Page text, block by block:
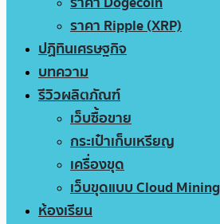
ราคา Ripple (XRP)
ปฏิทินเศรษฐกิจ
บทความ
รีวิวผลิตภัณฑ์
เว็บซื้อขาย
กระเป๋าเก็บเหรียญ
เครื่องขุด
เว็บขุดแบบ Cloud Mining
ห้องเรียน